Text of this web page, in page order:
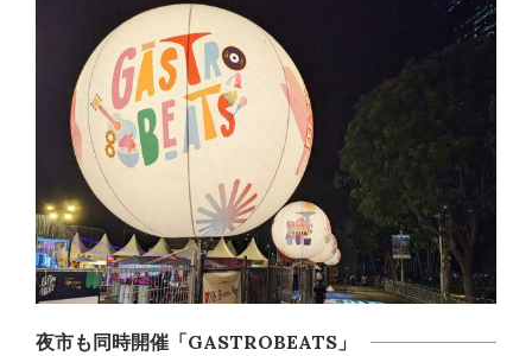
夜市も同時開催「GASTROBEATS」